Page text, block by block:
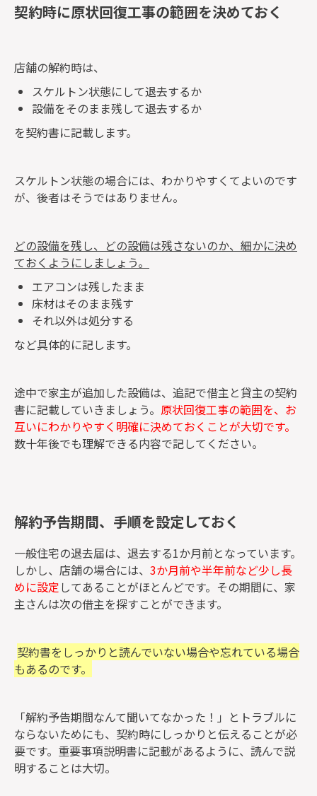
契約時に原状回復工事の範囲を決めておく
店舗の解約時は、
スケルトン状態にして退去するか
設備をそのまま残して退去するか
を契約書に記載します。
スケルトン状態の場合には、わかりやすくてよいのです
が、後者はそうではありません。
どの設備を残し、どの設備は残さないのか、細かに決め
ておくようにしましょう。
エアコンは残したまま
床材はそのまま残す
それ以外は処分する
など具体的に記します。
途中で家主が追加した設備は、追記で借主と貸主の契約
書に記載していきましょう。 原状回復工事の範囲を、お
互いにわかりやすく明確に決めておくことが大切です。
数十年後でも理解できる内容で記してください。
解約予告期間、手順を設定しておく
一般住宅の退去届は、退去する1か月前となっています。
しかし、店舗の場合には、 3か月前や半年前など少し長
めに設定 してあることがほとんどです。その期間に、家
主さんは次の借主を探すことができます。
契約書をしっかりと読んでいない場合や忘れている場合
もあるのです。
「解約予告期間なんて聞いてなかった！」とトラブルに
ならないためにも、契約時にしっかりと伝えることが必
要です。重要事項説明書に記載があるように、読んで説
明することは大切。